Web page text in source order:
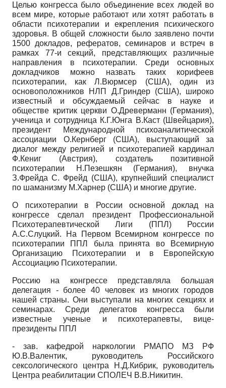
Целью конгресса было объединение всех людей во
всем мире, которые работают или хотят работать в
области психотерапии и eкрепления психического
здоровья. В общей сложности было заявлено почти
1500 докладов, рефератов, семинаров и встреч в
рамках 77-и секций, представляющих различные
направления в психотерапии. Среди основных
докладчиков можно назвать таких корифеев
психотерапии, как Л.Вюрмсер (США), один из
основоположников НЛП Д.Гриндер (США), широко
известный и обсуждаемый сейчас в науке и
обществе критик церкви О.Древерманн (Германия),
ученица и сотрудница К.Г.Юнга В.Каст (Швейцария),
президент Международной психоаналитической
ассоциации О.Кернберг (США), выступающий за
диалог между религией и психотерапией кардинал
Ф.Кениг (Австрия), создатель позитивной
психотерапии Н.Пезешкян (Германия), внучка
З.Фрейда С. Фрейд (США), крупнейший специалист
по шаманизму М.Харнер (США) и многие другие.
О психотерапии в России основной доклад на
конгрессе сделал президент Профессиональной
Психотерапевтической Лиги (ППЛ) России
А.С.Слуцкий. На Первом Всемирном конгрессе по
психотерапии ППЛ была принята во Всемирную
Организацию Психотерапии и в Европейскую
Ассоциацию Психотерапии.
Россию на конгрессе представляла большая
делегация - более 40 человек из многих городов
нашей страны. Они выступали на многих секциях и
семинарах. Среди делегатов конгресса были
известные ученые и психотерапевты, вице-
президенты ППЛ
- зав. кафедрой наркологии РМАПО МЗ РФ
Ю.В.Валентик, руководитель Российского
сексологического центра Н.Д.Кибрик, руководитель
Центра реабилитации СПОЛЕЧ В.В.Никитин.